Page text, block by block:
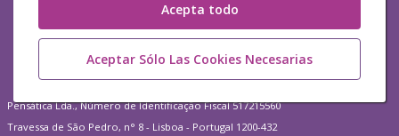
Acepta todo
Aceptar Sólo Las Cookies Necesarias
Pensática Lda., Número de Identificação Fiscal 517215560
Travessa de São Pedro, n° 8 - Lisboa - Portugal 1200-432